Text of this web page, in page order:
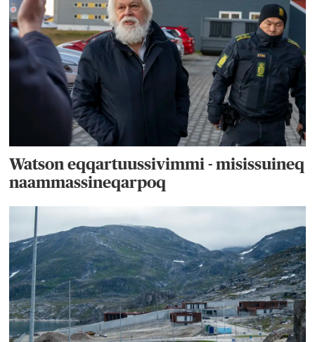
Watson eqqartuussivimmi - misissuineq
naammassineqarpoq